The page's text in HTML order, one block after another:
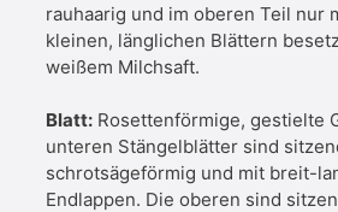
rauhaarig und im oberen Teil nur
kleinen, länglichen Blättern
weißem Milchsaft.
Blatt: Rosettenförmige, gestielte
unteren Stängelblätter sind
schrotsägeförmig und mit breit-
Endlappen. Die oberen sind